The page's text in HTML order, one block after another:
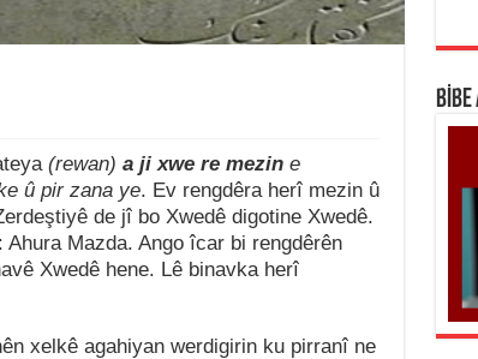
(rewan) a ji xwe re mezine
û pir zana ye. Ev rengdêra herî mezin û
de jî bo Xwedê digotine Xwedê.
Mazda. Ango îcar bi rengdêrên
Xwedê hene. Lê binavka herî
xelkê agahiyan werdigirin ku pirranî ne